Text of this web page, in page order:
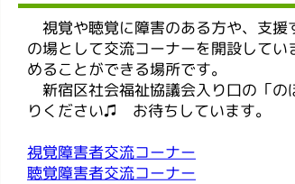
視覚や聴覚に障害のある方や、支援
の場として交流コーナーを開設して
めることができる場所です。
新宿区社会福祉協議会入り口の「の
りください♫ お待ちしています。
視覚障害者交流コーナー
聴覚障害者交流コーナー